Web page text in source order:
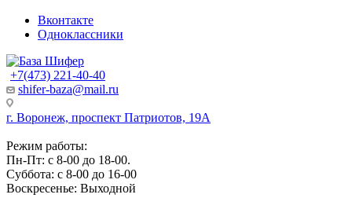
Вконтакте
Одноклассники
+7(473) 221-40-40
shifer-baza@mail.ru
г. Воронеж, проспект Патриотов, 19А
Режим работы:
Пн-Пт: с 8-00 до 18-00.
Суббота: с 8-00 до 16-00
Воскресенье: Выходной